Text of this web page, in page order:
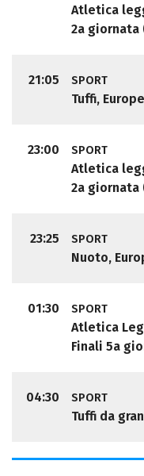
Atletica
2a giornata
21:05 SPORT
Tuffi,
23:00 SPORT
Atletica
2a giornata
23:25 SPORT
Nuoto,
01:30 SPORT
Atletica
Finali 5a
04:30 SPORT
Tuffi da